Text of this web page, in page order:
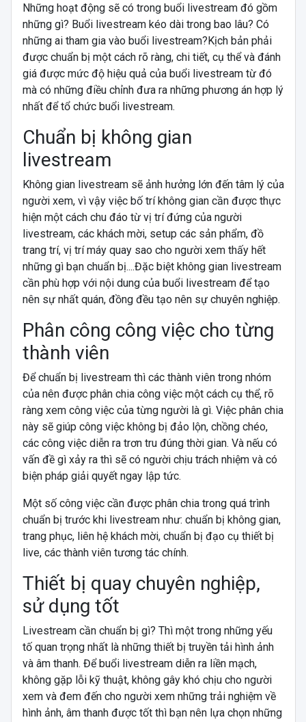
Những hoạt động sẽ có trong buổi livestream đó gồm
những gì? Buổi livestream kéo dài trong bao lâu? Có
những ai tham gia vào buổi livestream?Kịch bản phải
được chuẩn bị một cách rõ ràng, chi tiết, cụ thể và đánh
giá được mức độ hiệu quả của buổi livestream từ đó
mà có những điều chỉnh đưa ra những phương án hợp lý
nhất để tổ chức buổi livestream.
Chuẩn bị không gian
livestream
Không gian livestream sẽ ảnh hưởng lớn đến tâm lý của
người xem, vì vậy việc bố trí không gian cần được thực
hiện một cách chu đáo từ vị trí đứng của người
livestream, các khách mời, setup các sản phẩm, đồ
trang trí, vị trí máy quay sao cho người xem thấy hết
những gì bạn chuẩn bị....Đặc biệt không gian livestream
cần phù hợp với nội dung của buổi livestream để tạo
nên sự nhất quán, đồng đều tạo nên sự chuyên nghiệp.
Phân công công việc cho từng
thành viên
Để chuẩn bị livestream thì các thành viên trong nhóm
của nên được phân chia công việc một cách cụ thể, rõ
ràng xem công việc của từng người là gì. Việc phân chia
này sẽ giúp công việc không bị đảo lộn, chồng chéo,
các công việc diễn ra trơn tru đúng thời gian. Và nếu có
vấn đề gì xảy ra thì sẽ có người chịu trách nhiệm và có
biện pháp giải quyết ngay lập tức.
Một số công việc cần được phân chia trong quá trình
chuẩn bị trước khi livestream như: chuẩn bị không gian,
trang phục, liên hệ khách mời, chuẩn bị đạo cụ thiết bị
live, các thành viên tương tác chính.
Thiết bị quay chuyên nghiệp,
sử dụng tốt
Livestream cần chuẩn bị gì? Thì một trong những yếu
tố quan trọng nhất là những thiết bị truyền tải hình ảnh
và âm thanh. Để buổi livestream diễn ra liền mạch,
không gặp lỗi kỹ thuật, không gây khó chịu cho người
xem và đem đến cho người xem những trải nghiệm về
hình ảnh, âm thanh được tốt thì bạn nên lựa chọn những